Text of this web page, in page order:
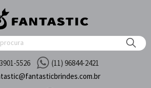
5526
(11) 96844-2421
fantasticbrindes.com.br